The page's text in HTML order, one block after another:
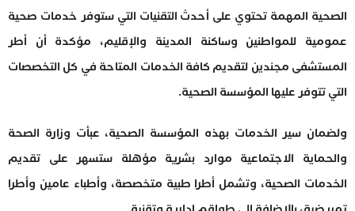
الصحية المهمة تحتوي على أحدث التقنيات التي ستوفر خدمات صحية
عمومية للمواطنين وساكنة المدينة والإقليم، مؤكدة أن أطر
المستشفى مجندين لتقديم كافة الخدمات المتاحة في كل التخصصات
التي تتوفر عليها المؤسسة الصحية.
ولضمان سير الخدمات بهذه المؤسسة الصحية، عبأت وزارة الصحة
والحماية الاجتماعية موارد بشرية مؤهلة ستسهر على تقديم
الخدمات الصحية، وتشمل أطرا طبية متخصصة، وأطباء عامين وأطرا